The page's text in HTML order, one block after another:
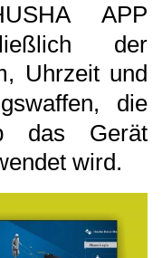
APP
der
Uhrzeit und
die
das Gerät
wird.